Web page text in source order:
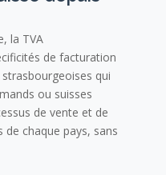
la TVA
de facturation
qui
ou suisses
de vente et de
chaque pays, sans